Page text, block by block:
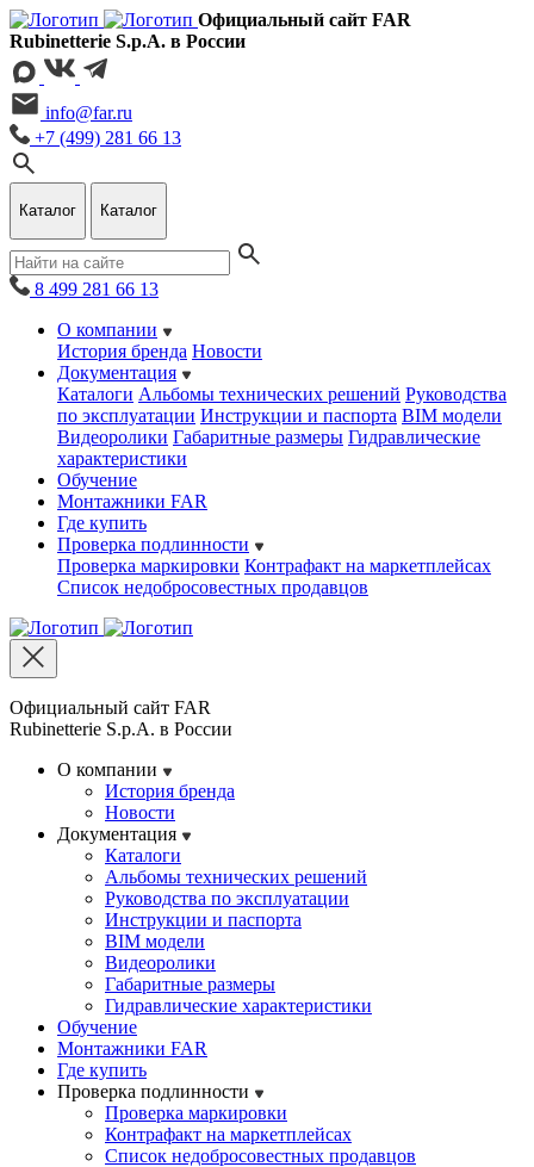
Официальный сайт FAR
Rubinetterie S.p.A. в России
info@far.ru
+7 (499) 281 66 13
Каталог Каталог
8 499 281 66 13
О компании
История бренда Новости
Документация
Каталоги Альбомы технических решений Руководства
по эксплуатации Инструкции и паспорта BIM модели
Видеоролики Габаритные размеры Гидравлические
характеристики
Обучение
Монтажники FAR
Где купить
Проверка подлинности
Проверка маркировки Контрафакт на маркетплейсах
Cписок недобросовестных продавцов
Официальный сайт FAR
Rubinetterie S.p.A. в России
О компании
История бренда
Новости
Документация
Каталоги
Альбомы технических решений
Руководства по эксплуатации
Инструкции и паспорта
BIM модели
Видеоролики
Габаритные размеры
Гидравлические характеристики
Обучение
Монтажники FAR
Где купить
Проверка подлинности
Проверка маркировки
Контрафакт на маркетплейсах
Cписок недобросовестных продавцов